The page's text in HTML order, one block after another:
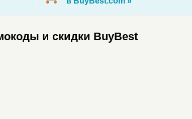
и скидки BuyBest